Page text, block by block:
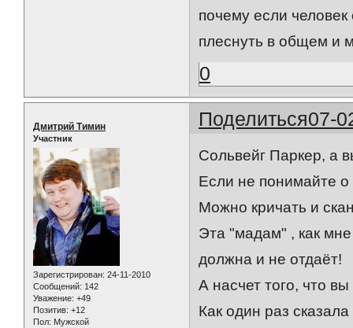
почему если
плеснуть в общем и
0
Поделиться07-
Дмитрий Тимин
Участник
Зарегистрирован: 24-11-2010
Сообщений: 142
Уважение: +49
Позитив: +12
Пол: Мужской
Сольвейг Паркер, а
Если не понимайте
Можно кричать и
Эта "мадам" , как
должна и не отдаёт!
А насчет того, что
Как один раз